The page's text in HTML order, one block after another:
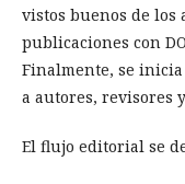
vistos buenos de los
publicaciones con
Finalmente, se
a autores, revisores
El flujo editorial se